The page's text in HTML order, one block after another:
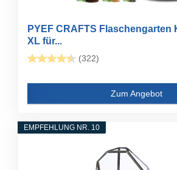
PYEF CRAFTS Flaschengarten
XL für...
(322)
Zum Angebot
EMPFEHLUNG NR. 10